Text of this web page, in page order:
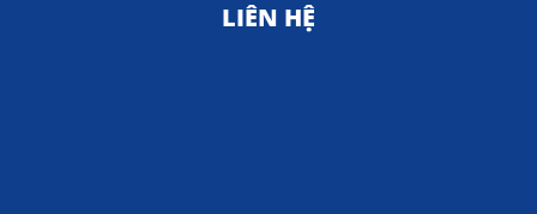
LIÊN HỆ